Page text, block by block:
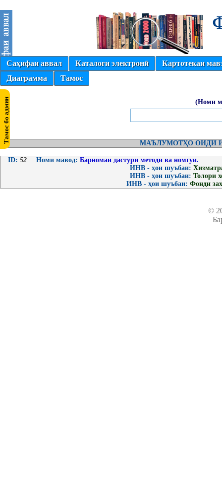
Саҳифаи аввал Каталоги электронӣ
Картотекаи
Диаграмма
Тамос
(Номи
МАЪЛУМОТҲО ОИДИ
ID: 52 Номи мавод: Барномаи дастури методи ва номгуи.
ИНВ - ҳои шуъбаи:
ИНВ - ҳои шуъбаи: Толори
ИНВ - ҳои шуъбаи: Фонди
©